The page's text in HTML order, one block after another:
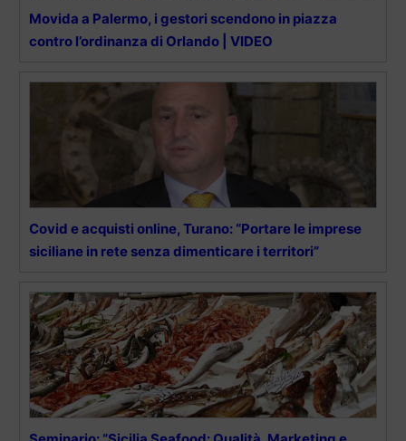
Movida a Palermo, i gestori scendono in piazza
contro l’ordinanza di Orlando | VIDEO
Covid e acquisti online, Turano: “Portare le imprese
siciliane in rete senza dimenticare i territori”